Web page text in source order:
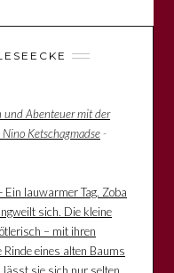
und Abenteuer mit der
Ketschagmadse-
- Ein lauwarmer Tag. Zoba
sich. Die kleine
– mit ihren
eines alten Baums
lässt sie sich nur selten